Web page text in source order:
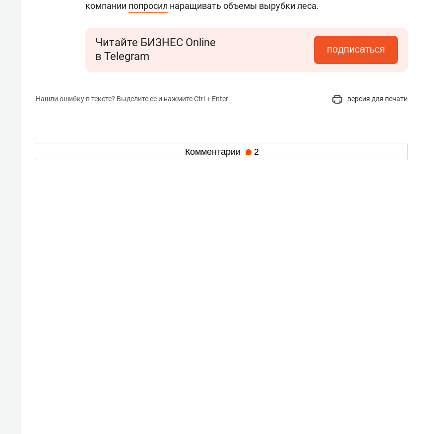
компании попросил наращивать объемы вырубки леса.
Читайте БИЗНЕС Online
в Telegram
подписаться
Нашли ошибку в тексте? Выделите ее и нажмите Ctrl + Enter версия для печати
Комментарии 2